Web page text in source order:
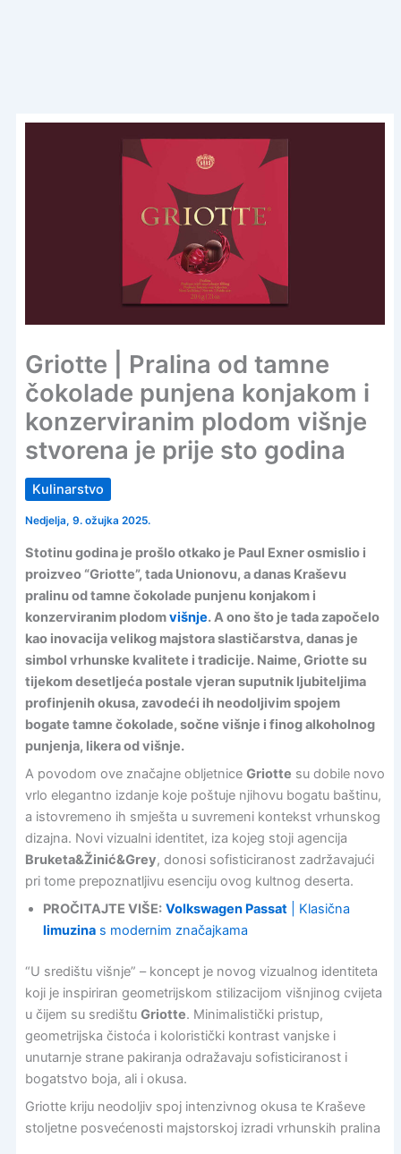
Griotte | Pralina od tamne
čokolade punjena konjakom i
konzerviranim plodom višnje
stvorena je prije sto godina
Kulinarstvo
Nedjelja, 9. ožujka 2025.
Stotinu godina je prošlo otkako je Paul Exner osmislio i
proizveo “Griotte”, tada Unionovu, a danas Kraševu
pralinu od tamne čokolade punjenu konjakom i
konzerviranim plodomvišnje. A ono što je tada započelo
kao inovacija velikog majstora slastičarstva, danas je
simbol vrhunske kvalitete i tradicije. Naime, Griotte su
tijekom desetljeća postale vjeran suputnik ljubiteljima
profinjenih okusa, zavodeći ih neodoljivim spojem
bogate tamne čokolade, sočne višnje i finog alkoholnog
punjenja, likera od višnje.
A povodom ove značajne obljetnice Griotte su dobile novo
vrlo elegantno izdanje koje poštuje njihovu bogatu baštinu,
a istovremeno ih smješta u suvremeni kontekst vrhunskog
dizajna. Novi vizualni identitet, iza kojeg stoji agencija
Bruketa&Žinić&Grey, donosi sofisticiranost zadržavajući
pri tome prepoznatljivu esenciju ovog kultnog deserta.
PROČITAJTE VIŠE: Volkswagen Passat| Klasična
limuzinas modernim značajkama
“U središtu višnje” – koncept je novog vizualnog identiteta
koji je inspiriran geometrijskom stilizacijom višnjinog cvijeta
u čijem su središtu Griotte. Minimalistički pristup,
geometrijska čistoća i koloristički kontrast vanjske i
unutarnje strane pakiranja odražavaju sofisticiranost i
bogatstvo boja, ali i okusa.
Griotte kriju neodoljiv spoj intenzivnog okusa te Kraševe
stoljetne posvećenosti majstorskoj izradi vrhunskih pralina